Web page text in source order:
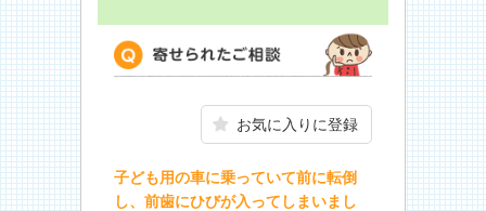
お気に入りに登録
子ども用の車に乗っていて前に転倒
し、前歯にひびが入ってしまいまし